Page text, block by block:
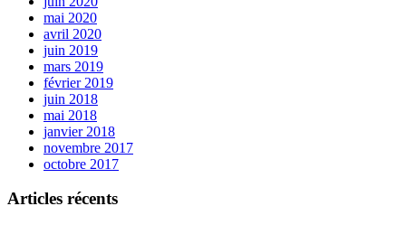
mai 2020
avril 2020
juin 2019
mars 2019
février 2019
juin 2018
mai 2018
janvier 2018
novembre 2017
octobre 2017
Articles récents